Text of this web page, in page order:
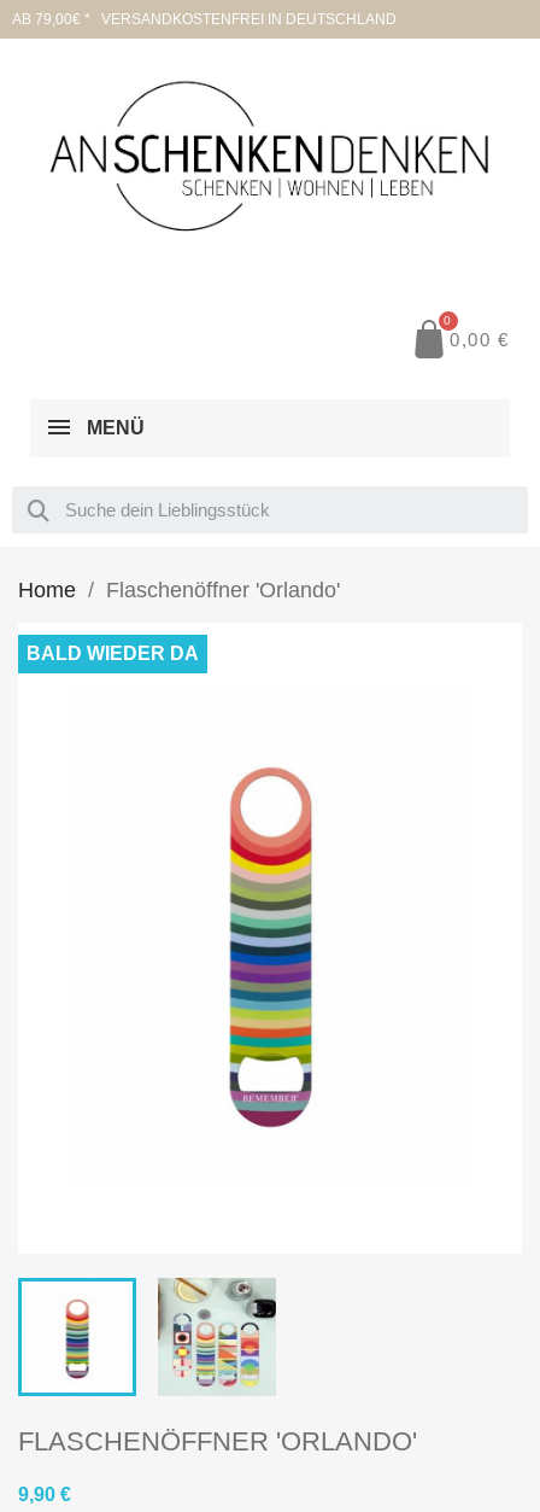
AB 79,00€ * VERSANDKOSTENFREI IN DEUTSCHLAND
0,00 €
MENÜ
Home Flaschenöffner 'Orlando'
BALD WIEDER DA
FLASCHENÖFFNER 'ORLANDO'
9,90 €